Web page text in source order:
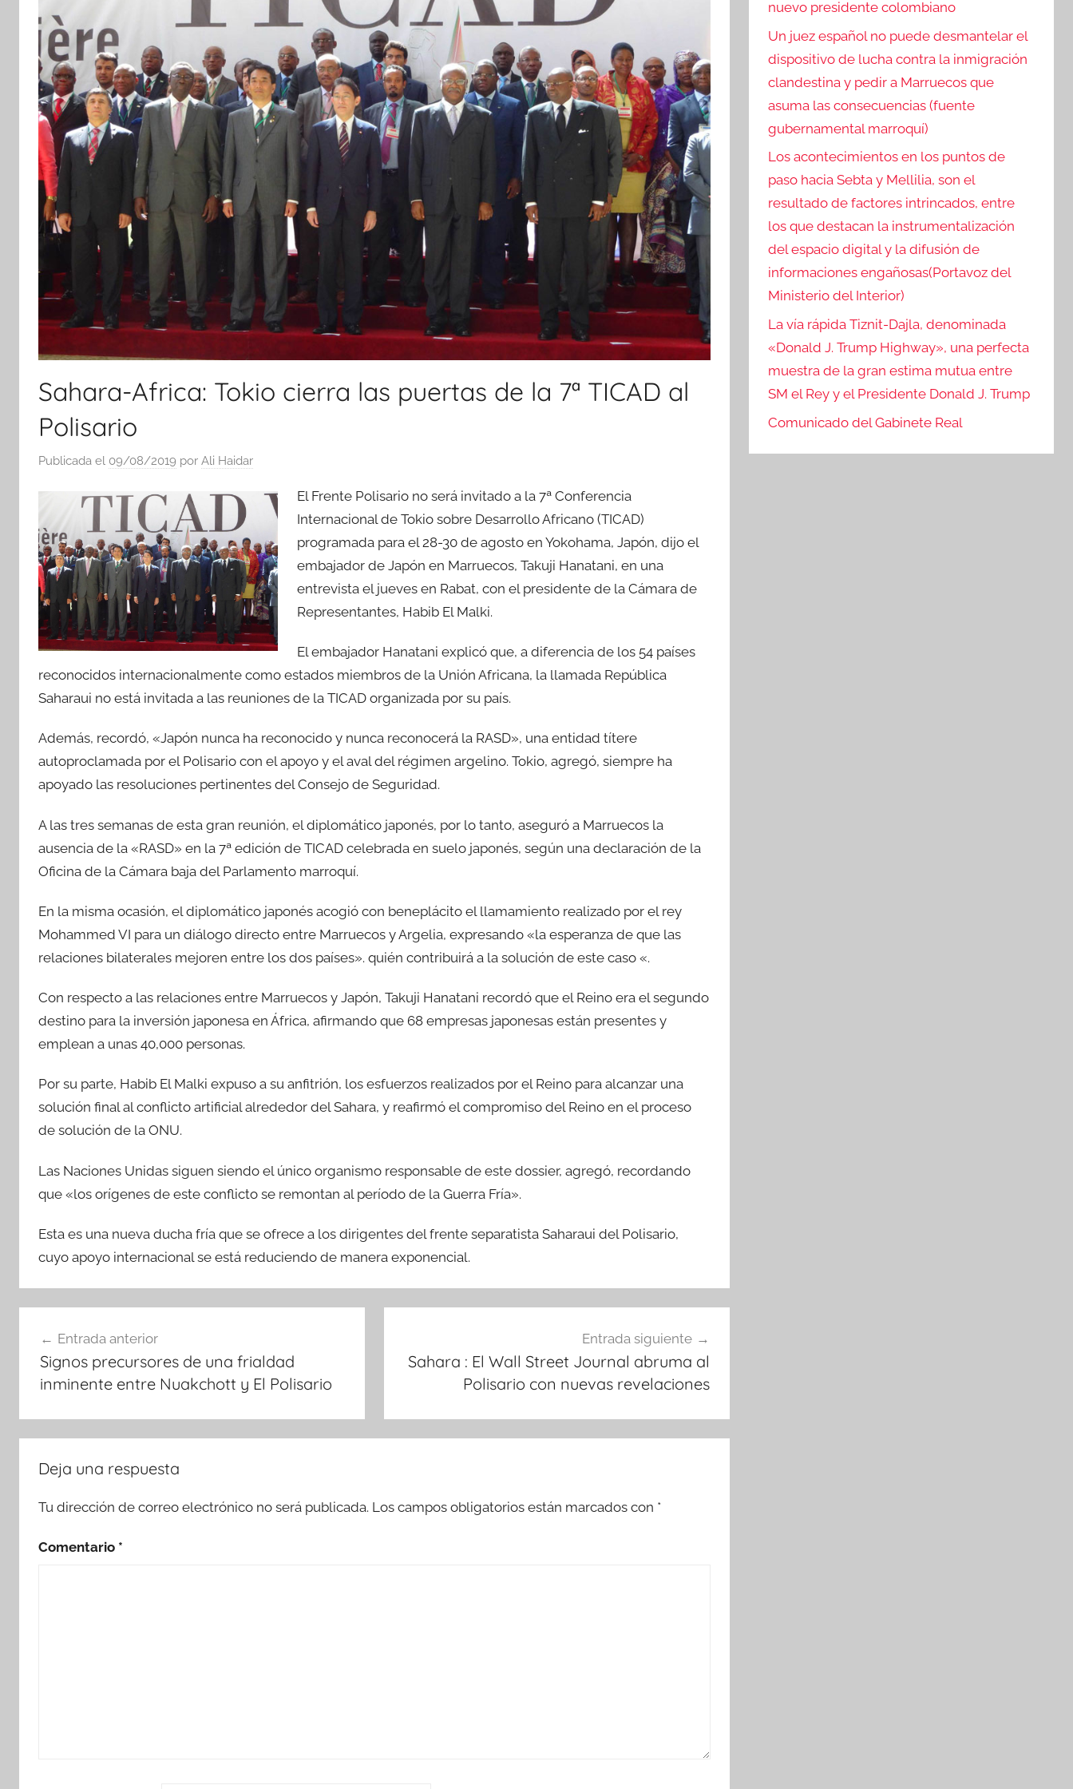
Sahara-Africa: Tokio cierra las puertas de la 7ª TICAD al
Polisario
Publicada el 09/08/2019 por Ali Haidar
El Frente Polisario no será invitado a la 7ª Conferencia
Internacional de Tokio sobre Desarrollo Africano (TICAD)
programada para el 28-30 de agosto en Yokohama, Japón, dijo el
embajador de Japón en Marruecos, Takuji Hanatani, en una
entrevista el jueves en Rabat, con el presidente de la Cámara de
Representantes, Habib El Malki.
El embajador Hanatani explicó que, a diferencia de los 54 países
reconocidos internacionalmente como estados miembros de la Unión Africana, la llamada República
Saharaui no está invitada a las reuniones de la TICAD organizada por su país.
Además, recordó, «Japón nunca ha reconocido y nunca reconocerá la RASD», una entidad títere
autoproclamada por el Polisario con el apoyo y el aval del régimen argelino. Tokio, agregó, siempre ha
apoyado las resoluciones pertinentes del Consejo de Seguridad.
A las tres semanas de esta gran reunión, el diplomático japonés, por lo tanto, aseguró a Marruecos la
ausencia de la «RASD» en la 7ª edición de TICAD celebrada en suelo japonés, según una declaración de la
Oficina de la Cámara baja del Parlamento marroquí.
En la misma ocasión, el diplomático japonés acogió con beneplácito el llamamiento realizado por el rey
Mohammed VI para un diálogo directo entre Marruecos y Argelia, expresando «la esperanza de que las
relaciones bilaterales mejoren entre los dos países». quién contribuirá a la solución de este caso «.
Con respecto a las relaciones entre Marruecos y Japón, Takuji Hanatani recordó que el Reino era el segundo
destino para la inversión japonesa en África, afirmando que 68 empresas japonesas están presentes y
emplean a unas 40,000 personas.
Por su parte, Habib El Malki expuso a su anfitrión, los esfuerzos realizados por el Reino para alcanzar una
solución final al conflicto artificial alrededor del Sahara, y reafirmó el compromiso del Reino en el proceso
de solución de la ONU.
Las Naciones Unidas siguen siendo el único organismo responsable de este dossier, agregó, recordando
que «los orígenes de este conflicto se remontan al período de la Guerra Fría».
Esta es una nueva ducha fría que se ofrece a los dirigentes del frente separatista Saharaui del Polisario,
cuyo apoyo internacional se está reduciendo de manera exponencial.
de
entradas
Entrada anterior
Signos precursores de una frialdad
inminente entre Nuakchott y El Polisario
Entrada siguiente
Sahara : El Wall Street Journal abruma al
Polisario con nuevas revelaciones
Deja una respuesta
Tu dirección de correo electrónico no será publicada. Los campos obligatorios están marcados con *
Comentario *
nuevo presidente colombiano
Un juez español no puede desmantelar el
dispositivo de lucha contra la inmigración
clandestina y pedir a Marruecos que
asuma las consecuencias (fuente
gubernamental marroquí)
Los acontecimientos en los puntos de
paso hacia Sebta y Mellilia, son el
resultado de factores intrincados, entre
los que destacan la instrumentalización
del espacio digital y la difusión de
informaciones engañosas(Portavoz del
Ministerio del Interior)
La vía rápida Tiznit-Dajla, denominada
«Donald J. Trump Highway», una perfecta
muestra de la gran estima mutua entre
SM el Rey y el Presidente Donald J. Trump
Comunicado del Gabinete Real